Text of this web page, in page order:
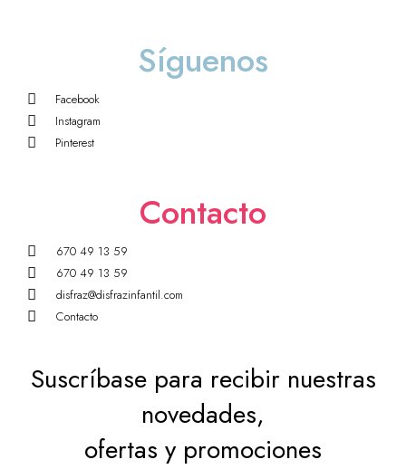
Síguenos
Facebook
Instagram
Pinterest
Contacto
670 49 13 59
670 49 13 59
disfraz@disfrazinfantil.com
Contacto
Suscríbase para recibir nuestras
novedades,
ofertas y promociones